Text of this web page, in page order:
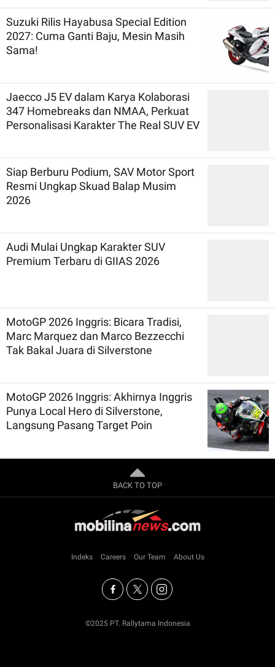
Suzuki Rilis Hayabusa Special Edition
2027: Cuma Ganti Baju, Mesin Masih
Sama!
Jaecco J5 EV dalam Karya Kolaborasi
347 Homebreaks dan NMAA, Perkuat
Personalisasi Karakter The Real SUV EV
Siap Berburu Podium, SAV Motor Sport
Resmi Ungkap Skuad Balap Musim
2026
Audi Mulai Ungkap Karakter SUV
Premium Terbaru di GIIAS 2026
MotoGP 2026 Inggris: Bicara Tradisi,
Marc Marquez dan Marco Bezzecchi
Tak Bakal Juara di Silverstone
MotoGP 2026 Inggris: Akhirnya Inggris
Punya Local Hero di Silverstone,
Langsung Pasang Target Poin
BACK TO TOP
Indeks Careers Our Team About Us
©2025 PT. Rallytama Indonesia